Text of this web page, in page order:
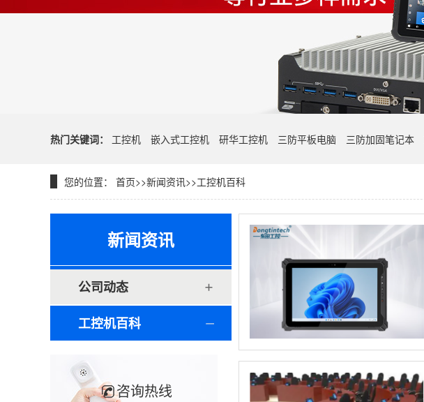
热门关键词： 工控机 嵌入式工控机 研华工控机 三防平板电脑 三防加固笔记本
您的位置： 首页>>新闻资讯>>工控机百科
新闻资讯
公司动态
工控机百科
咨询热线